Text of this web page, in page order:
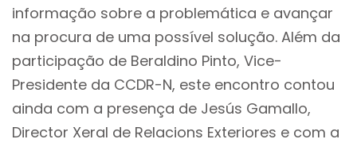
informação sobre a problemática e avançar
na procura de uma possível solução. Além da
participação de Beraldino Pinto, Vice-
Presidente da CCDR-N, este encontro contou
ainda com a presença de Jesús Gamallo,
Director Xeral de Relacions Exteriores e com a